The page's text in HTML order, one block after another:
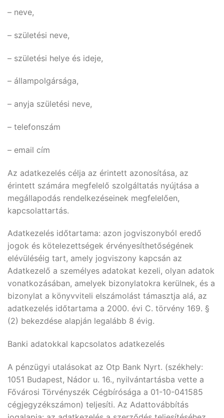
– neve,
– születési neve,
– születési helye és ideje,
– állampolgársága,
– anyja születési neve,
– telefonszám
– email cím
Az adatkezelés célja az érintett azonosítása, az
érintett számára megfelelő szolgáltatás nyújtása a
megállapodás rendelkezéseinek megfelelően,
kapcsolattartás.
Adatkezelés időtartama: azon jogviszonyból eredő
jogok és kötelezettségek érvényesíthetőségének
elévüléséig tart, amely jogviszony kapcsán az
Adatkezelő a személyes adatokat kezeli, olyan adatok
vonatkozásában, amelyek bizonylatokra kerülnek, és a
bizonylat a könyvviteli elszámolást támasztja alá, az
adatkezelés időtartama a 2000. évi C. törvény 169. §
(2) bekezdése alapján legalább 8 évig.
Banki adatokkal kapcsolatos adatkezelés
A pénzügyi utalásokat az Otp Bank Nyrt. (székhely:
1051 Budapest, Nádor u. 16., nyilvántartásba vette a
Fővárosi Törvényszék Cégbírósága a 01-10-041585
cégjegyzékszámon) teljesíti. Az Adattovábbítás